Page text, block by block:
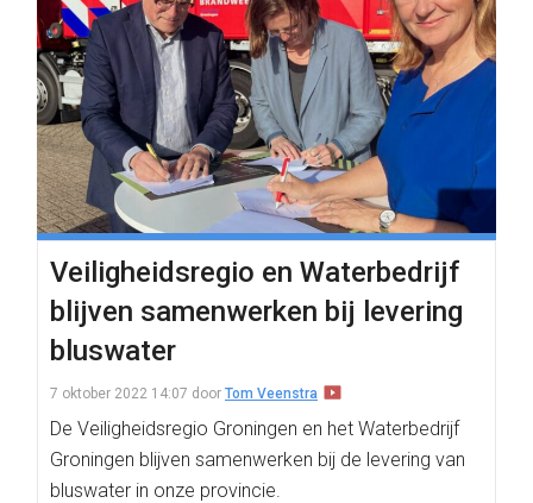
Veiligheidsregio en Waterbedrijf
blijven samenwerken bij levering
bluswater
7 oktober 2022 14:07 door Tom Veenstra
De Veiligheidsregio Groningen en het Waterbedrijf
Groningen blijven samenwerken bij de levering van
bluswater in onze provincie.